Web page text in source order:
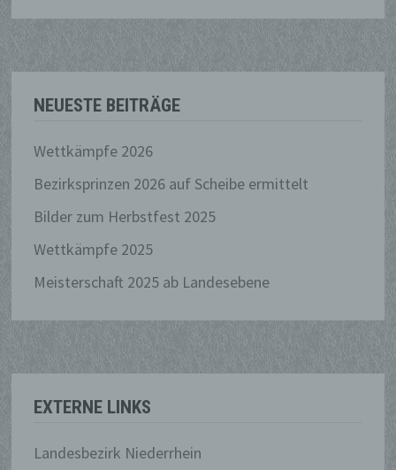
NEUESTE BEITRÄGE
Wettkämpfe 2026
Bezirksprinzen 2026 auf Scheibe ermittelt
Bilder zum Herbstfest 2025
Wettkämpfe 2025
Meisterschaft 2025 ab Landesebene
EXTERNE LINKS
Landesbezirk Niederrhein
die unter der unmittelbaren
Verantwortung des Verantwortlichen
oder des Auftragsverarbeiters befugt
sind, die personenbezogenen Daten zu
k) Einwilligung
Person freiwillig für den bestimmten Fall
in informierter Weise und
unmissverständlich abgegebene
Willensbekundung in Form einer
sie betreffenden personenbezogenen